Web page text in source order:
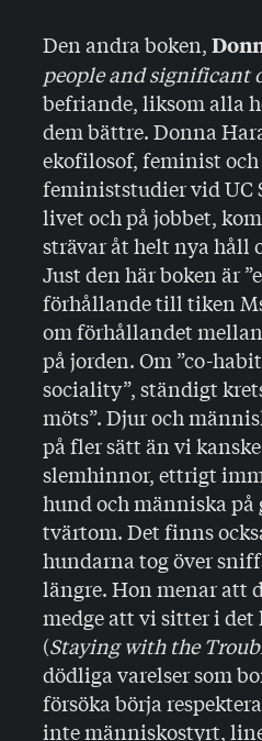
Den andra boken,
people and significant
befriande, liksom alla
dem bättre. Donna
ekofilosof, feminist
feministstudier vid UC
livet och på jobbet,
strävar åt helt nya håll
Just den här boken är
förhållande till tiken
om förhållandet
på jorden. Om ”co-
sociality”, ständigt
möts”. Djur och
på fler sätt än vi
slemhinnor, ettrigt
hund och människa
tvärtom. Det finns
hundarna tog över
längre. Hon menar att
medge att vi sitter i
(Staying with the
dödliga varelser som
försöka börja
inte människostyrt,